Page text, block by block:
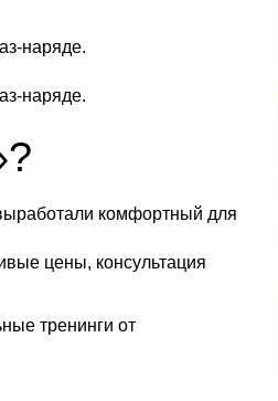
наряде.
наряде.
комфортный для
цены, консультация
тренинги от